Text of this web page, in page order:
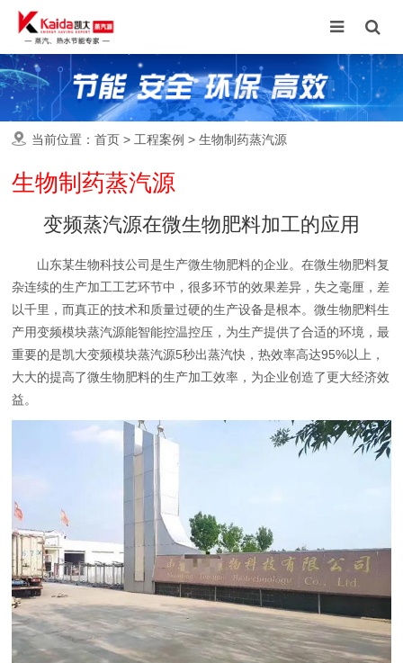
当前位置：首页 > 工程案例 >生物制药蒸汽源
生物制药蒸汽源
变频蒸汽源在微生物肥料加工的应用
山东某生物科技公司是生产微生物肥料的企业。在微生物肥料复
杂连续的生产加工工艺环节中，很多环节的效果差异，失之毫厘，差
以千里，而真正的技术和质量过硬的生产设备是根本。微生物肥料生
产用变频模块蒸汽源能智能控温控压，为生产提供了合适的环境，最
重要的是凯大变频模块蒸汽源5秒出蒸汽快，热效率高达95%以上，
大大的提高了微生物肥料的生产加工效率，为企业创造了更大经济效
益。